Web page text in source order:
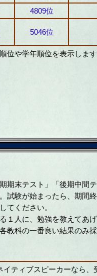
4809位
5046位
位や学年順位を表示しま
末テスト」「後期中間
試験が始まったら、期間
てください。
人に、勉強を教えてあ
教科の一番良い結果のみ
イティブスピーカーなら